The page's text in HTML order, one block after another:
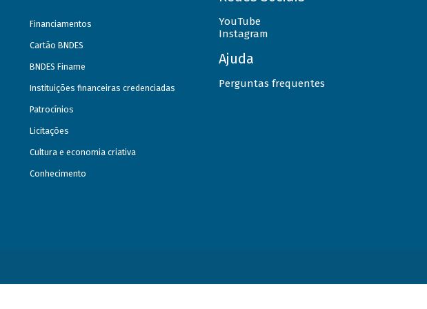
Financiamentos
Cartão BNDES
BNDES Finame
Instituições financeiras credenciadas
Patrocínios
Licitações
Cultura e economia criativa
Conhecimento
YouTube
Instagram
Ajuda
Perguntas frequentes